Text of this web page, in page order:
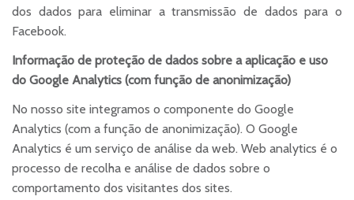
dos dados para eliminar a transmissão de dados para o
Facebook.
Informação de proteção de dados sobre a aplicação e uso
do Google Analytics (com função de anonimização)
No nosso site integramos o componente do Google
Analytics (com a função de anonimização). O Google
Analytics é um serviço de análise da web. Web analytics é o
processo de recolha e análise de dados sobre o
comportamento dos visitantes dos sites.